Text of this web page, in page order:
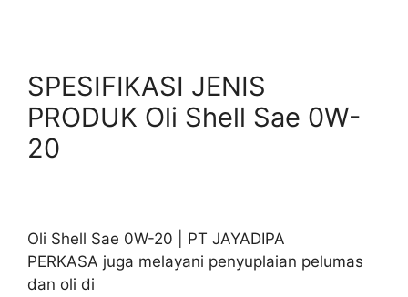
SPESIFIKASI JENIS
PRODUK Oli Shell Sae 0W-
20
Oli Shell Sae 0W-20 | PT JAYADIPA
PERKASA juga melayani penyuplaian pelumas
dan oli di